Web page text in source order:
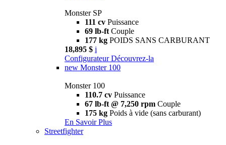
Monster SP
111 cv Puissance
69 lb-ft Couple
177 kg POIDS SANS CARBURANT
18,895 $ i
Configurateur Découvrez-la
new Monster 100
Monster 100
110.7 cv Puissance
67 lb-ft @ 7,250 rpm Couple
175 kg Poids à vide (sans carburant)
En Savoir Plus
Streetfighter